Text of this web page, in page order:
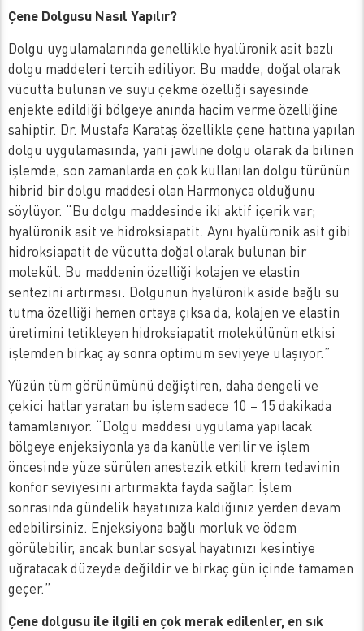
Çene Dolgusu Nasıl Yapılır?
Dolgu uygulamalarında genellikle hyalüronik asit bazlı
dolgu maddeleri tercih ediliyor. Bu madde, doğal olarak
vücutta bulunan ve suyu çekme özelliği sayesinde
enjekte edildiği bölgeye anında hacim verme özelliğine
sahiptir. Dr. Mustafa Karataş özellikle çene hattına yapılan
dolgu uygulamasında, yani jawline dolgu olarak da bilinen
işlemde, son zamanlarda en çok kullanılan dolgu türünün
hibrid bir dolgu maddesi olan Harmonyca olduğunu
söylüyor. “Bu dolgu maddesinde iki aktif içerik var;
hyalüronik asit ve hidroksiapatit. Aynı hyalüronik asit gibi
hidroksiapatit de vücutta doğal olarak bulunan bir
molekül. Bu maddenin özelliği kolajen ve elastin
sentezini artırması. Dolgunun hyalüronik aside bağlı su
tutma özelliği hemen ortaya çıksa da, kolajen ve elastin
üretimini tetikleyen hidroksiapatit molekülünün etkisi
işlemden birkaç ay sonra optimum seviyeye ulaşıyor.”
Yüzün tüm görünümünü değiştiren, daha dengeli ve
çekici hatlar yaratan bu işlem sadece 10 – 15 dakikada
tamamlanıyor. “Dolgu maddesi uygulama yapılacak
bölgeye enjeksiyonla ya da kanülle verilir ve işlem
öncesinde yüze sürülen anestezik etkili krem tedavinin
konfor seviyesini artırmakta fayda sağlar. İşlem
sonrasında gündelik hayatınıza kaldığınız yerden devam
edebilirsiniz. Enjeksiyona bağlı morluk ve ödem
görülebilir, ancak bunlar sosyal hayatınızı kesintiye
uğratacak düzeyde değildir ve birkaç gün içinde tamamen
geçer.”
Çene dolgusu ile ilgili en çok merak edilenler, en sık